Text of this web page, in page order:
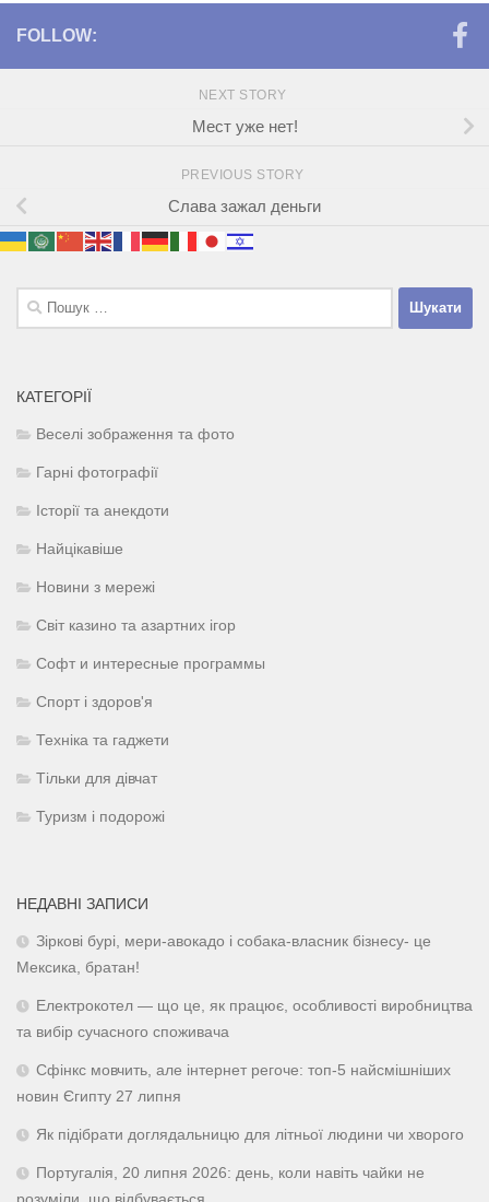
FOLLOW:
NEXT STORY
Мест уже нет!
PREVIOUS STORY
Слава зажал деньги
Пошук:
КАТЕГОРІЇ
Веселі зображення та фото
Гарні фотографії
Історії та анекдоти
Найцікавіше
Новини з мережі
Світ казино та азартних ігор
Софт и интересные программы
Спорт і здоров'я
Техніка та гаджети
Тільки для дівчат
Туризм і подорожі
НЕДАВНІ ЗАПИСИ
Зіркові бурі, мери-авокадо і собака-власник бізнесу- це
Мексика, братан!
Електрокотел — що це, як працює, особливості виробництва
та вибір сучасного споживача
Сфінкс мовчить, але інтернет регоче: топ-5 найсмішніших
новин Єгипту 27 липня
Як підібрати доглядальницю для літньої людини чи хворого
Португалія, 20 липня 2026: день, коли навіть чайки не